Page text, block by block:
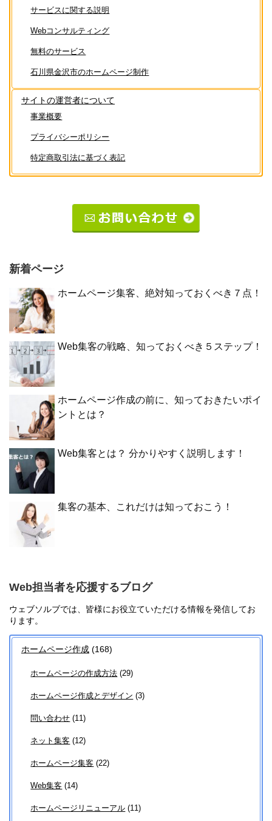
サービスに関する説明
Webコンサルティング
無料のサービス
石川県金沢市のホームページ制作
サイトの運営者について
事業概要
プライバシーポリシー
特定商取引法に基づく表記
新着ページ
ホームページ集客、絶対知っておくべき７点！
Web集客の戦略、知っておくべき５ステップ！
ホームページ作成の前に、知っておきたいポイ
ントとは？
Web集客とは？ 分かりやすく説明します！
集客の基本、これだけは知っておこう！
Web担当者を応援するブログ
ウェブソルブでは、皆様にお役立ていただける情報を発信してお
ります。
ホームページ作成 (168)
ホームページの作成方法 (29)
ホームページ作成とデザイン (3)
問い合わせ (11)
ネット集客 (12)
ホームページ集客 (22)
Web集客 (14)
ホームページリニューアル (11)